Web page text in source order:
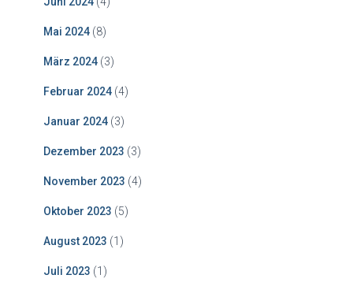
Mai 2024 (8)
März 2024 (3)
Februar 2024 (4)
Januar 2024 (3)
Dezember 2023 (3)
November 2023 (4)
Oktober 2023 (5)
August 2023 (1)
Juli 2023 (1)